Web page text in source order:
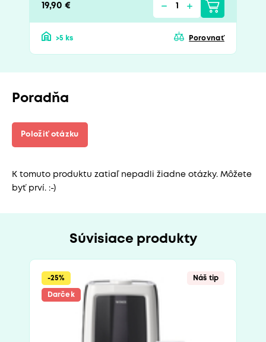
19,90 €
>5 ks Porovnať
Poradňa
Položiť otázku
K tomuto produktu zatiaľ nepadli žiadne otázky. Môžete
byť prví. :-)
Súvisiace produkty
Darček
-25% Náš tip